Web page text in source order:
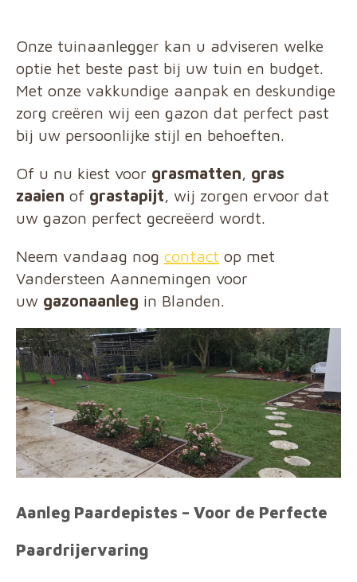
Onze tuinaanlegger kan u adviseren welke
optie het beste past bij uw tuin en budget.
Met onze vakkundige aanpak en deskundige
zorg creëren wij een gazon dat perfect past
bij uw persoonlijke stijl en behoeften.
Of u nu kiest voor grasmatten, gras
zaaien of grastapijt, wij zorgen ervoor dat
uw gazon perfect gecreëerd wordt.
Neem vandaag nog contact op met
Vandersteen Aannemingen voor
uw gazonaanleg in Blanden.
Aanleg Paardepistes – Voor de Perfecte
Paardrijervaring